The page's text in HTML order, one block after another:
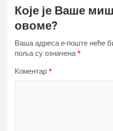
Које је Ваше
овоме?
Ваша адреса е-поште неће
поља су означена*
Коментар *